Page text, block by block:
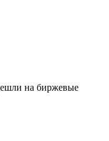
на биржевые